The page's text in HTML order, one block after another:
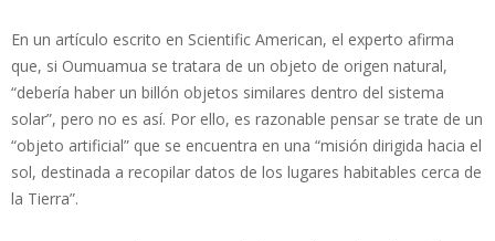
En un artículo escrito en Scientific American, el experto afirma
que, si Oumuamua se tratara de un objeto de origen natural,
“debería haber un billón objetos similares dentro del sistema
solar”, pero no es así. Por ello, es razonable pensar se trate de un
“objeto artificial” que se encuentra en una “misión dirigida hacia el
sol, destinada a recopilar datos de los lugares habitables cerca de
la Tierra”.